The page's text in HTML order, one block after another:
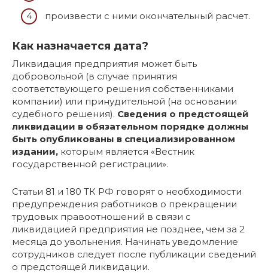
произвести с ними окончательный расчет.
Как назначается дата?
Ликвидация предприятия может быть
добровольной (в случае принятия
соответствующего решения собственниками
компании) или принудительной (на основании
судебного решения). Сведения о предстоящей
ликвидации в обязательном порядке должны
быть опубликованы в специализированном
издании, которым является «Вестник
государственной регистрации».
Статьи 81 и 180 ТК РФ говорят о необходимости
предупреждения работников о прекращении
трудовых правоотношений в связи с
ликвидацией предприятия не позднее, чем за 2
месяца до увольнения. Начинать уведомление
сотрудников следует после публикации сведений
о предстоящей ликвидации.